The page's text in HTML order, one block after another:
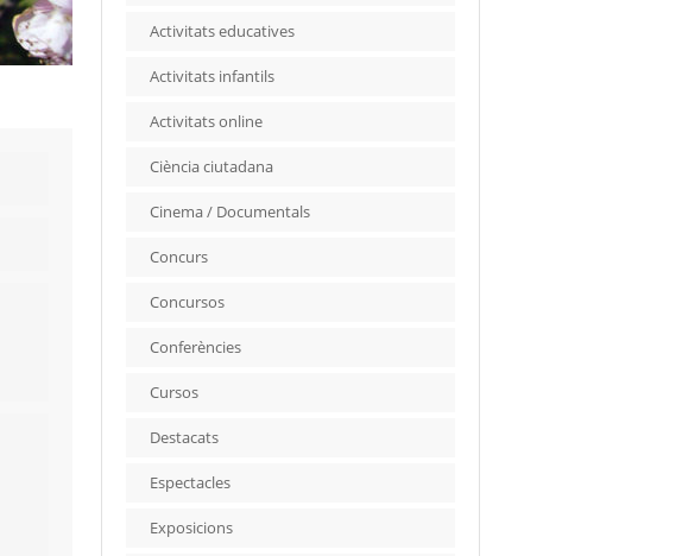
Activitats educatives
Activitats infantils
Activitats online
Ciència ciutadana
Cinema / Documentals
Concurs
Concursos
Conferències
Cursos
Destacats
Espectacles
Exposicions